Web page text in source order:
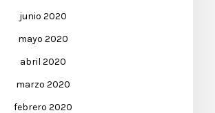
junio 2020
mayo 2020
abril 2020
marzo 2020
febrero 2020